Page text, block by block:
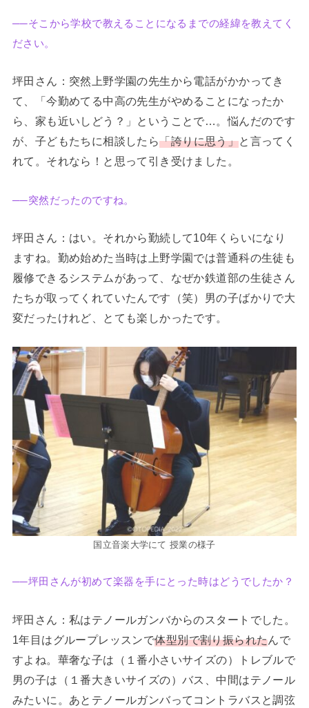
──そこから学校で教えることになるまでの経緯を教えてく
ださい。
坪田さん：突然上野学園の先生から電話がかかってき
て、「今勤めてる中高の先生がやめることになったか
ら、家も近いしどう？」ということで…。悩んだのです
が、子どもたちに相談したら「誇りに思う」と言ってく
れて。それなら！と思って引き受けました。
──突然だったのですね。
坪田さん：はい。それから勤続して10年くらいになり
ますね。勤め始めた当時は上野学園では普通科の生徒も
履修できるシステムがあって、なぜか鉄道部の生徒さん
たちが取ってくれていたんです（笑）男の子ばかりで大
変だったけれど、とても楽しかったです。
国立音楽大学にて 授業の様子
──坪田さんが初めて楽器を手にとった時はどうでしたか？
坪田さん：私はテノールガンバからのスタートでした。
1年目はグループレッスンで体型別で割り振られたんで
すよね。華奢な子は（１番小さいサイズの）トレブルで
男の子は（１番大きいサイズの）バス、中間はテノール
みたいに。あとテノールガンバってコントラバスと調弦